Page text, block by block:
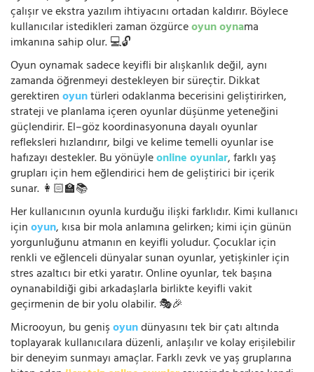
çalışır ve ekstra yazılım ihtiyacını ortadan kaldırır. Böylece
kullanıcılar istedikleri zaman özgürceoyun oynama
imkanına sahip olur. 💻🔓
Oyun oynamak sadece keyifli bir alışkanlık değil, aynı
zamanda öğrenmeyi destekleyen bir süreçtir. Dikkat
gerektirenoyuntürleri odaklanma becerisini geliştirirken,
strateji ve planlama içeren oyunlar düşünme yeteneğini
güçlendirir. El–göz koordinasyonuna dayalı oyunlar
refleksleri hızlandırır, bilgi ve kelime temelli oyunlar ise
hafızayı destekler. Bu yönüyleonline oyunlar, farklı yaş
grupları için hem eğlendirici hem de geliştirici bir içerik
sunar. 👩🏻‍🏫📚
Her kullanıcının oyunla kurduğu ilişki farklıdır. Kimi kullanıcı
içinoyun, kısa bir mola anlamına gelirken; kimi için günün
yorgunluğunu atmanın en keyifli yoludur. Çocuklar için
renkli ve eğlenceli dünyalar sunan oyunlar, yetişkinler için
stres azaltıcı bir etki yaratır. Online oyunlar, tek başına
oynanabildiği gibi arkadaşlarla birlikte keyifli vakit
geçirmenin de bir yolu olabilir. 🎭🎉
Microoyun, bu genişoyundünyasını tek bir çatı altında
toplayarak kullanıcılara düzenli, anlaşılır ve kolay erişilebilir
bir deneyim sunmayı amaçlar. Farklı zevk ve yaş gruplarına